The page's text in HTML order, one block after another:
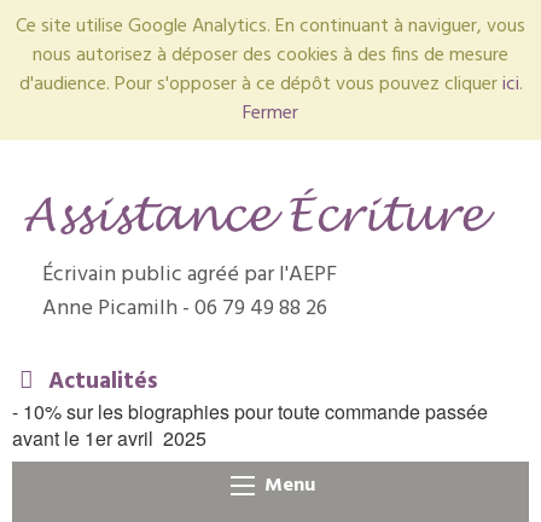
Ce site utilise Google Analytics. En continuant à naviguer, vous
nous autorisez à déposer des cookies à des fins de mesure
d'audience. Pour s'opposer à ce dépôt vous pouvez cliquerici.
Fermer
Écrivain public agréé par l'AEPF
Anne Picamilh - 06 79 49 88 26
Actualités
- 10% sur les biographies pour toute commande passée
avant le 1er avril 2025
Menu